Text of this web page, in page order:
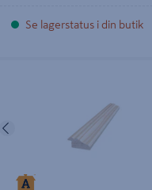
Se lagerstatus i din butik